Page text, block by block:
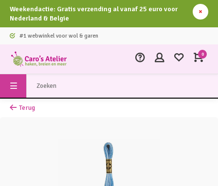
Weekendactie: Gratis verzending al vanaf 25 euro voor
Nederland & Belgie
#1 webwinkel voor wol & garen
0
Terug